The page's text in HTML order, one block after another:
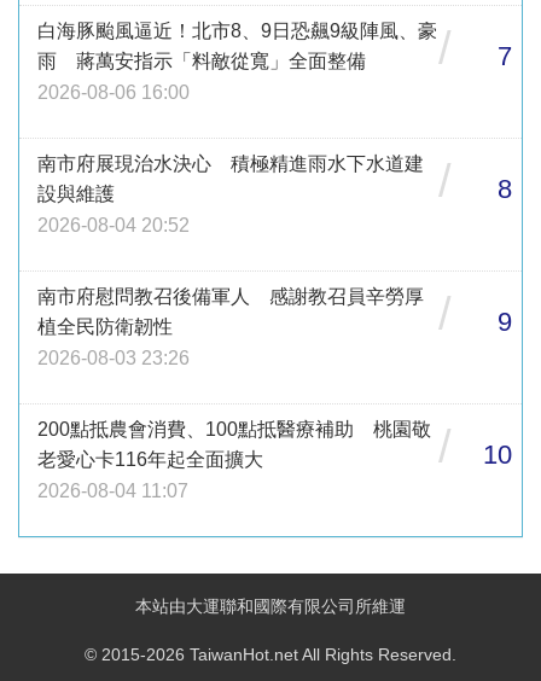
白海豚颱風逼近！北市8、9日恐飆9級陣風、豪
雨 蔣萬安指示「料敵從寬」全面整備
2026-08-06 16:00
/ 7
南市府展現治水決心 積極精進雨水下水道建
設與維護
2026-08-04 20:52
/ 8
南市府慰問教召後備軍人 感謝教召員辛勞厚
植全民防衛韌性
2026-08-03 23:26
/ 9
200點抵農會消費、100點抵醫療補助 桃園敬
老愛心卡116年起全面擴大
2026-08-04 11:07
/ 10
本站由大運聯和國際有限公司所維運
© 2015-2026 TaiwanHot.net All Rights Reserved.